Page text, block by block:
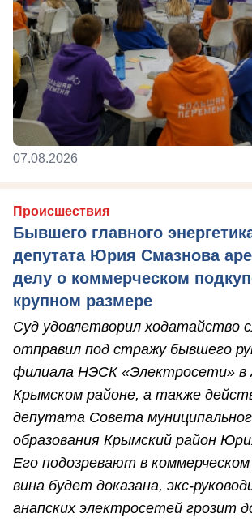
07.08.2026
Происшествия
Бывшего главного
депутата Юрия Смазнова
делу о коммерческом
крупном размере
Суд удовлетворил ходатайство
отправил под стражу бывшего
филиала НЭСК «Электросети» в
Крымском районе, а также
депутата Совета
образования Крымский район
Его подозревают в
вина будет доказана, экс-
анапских электросетей грозит